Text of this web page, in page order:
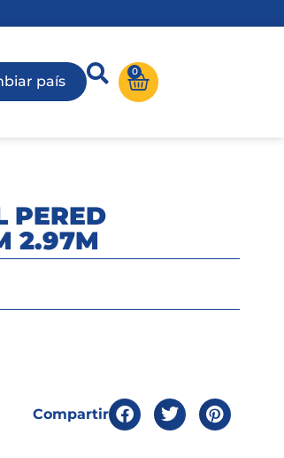
país
0
PERED
2.97M
Compartir